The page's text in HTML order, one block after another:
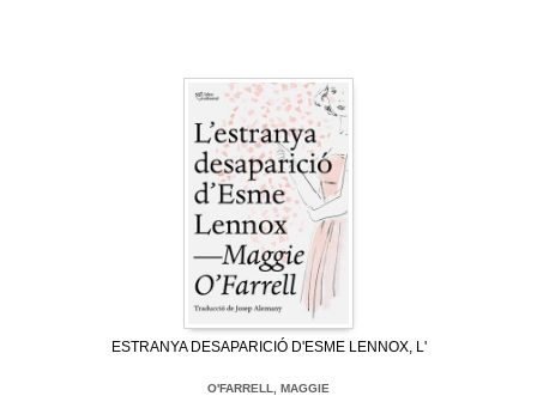
ESTRANYA DESAPARICIÓ D'ESME LENNOX, L'
O'FARRELL, MAGGIE